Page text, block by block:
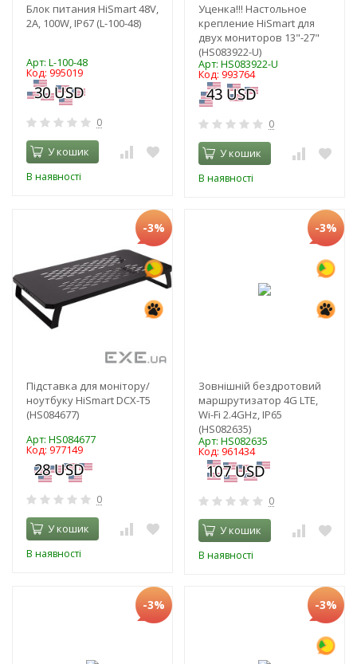
Блок питания HiSmart 48V,
2A, 100W, IP67 (L-100-48)
Арт: L-100-48
Код: 995019
0
У кошик
В наявності
Уценка!!! Настольное
крепление HiSmart для
двух мониторов 13"-27"
(HS083922-U)
Арт: HS083922-U
Код: 993764
0
У кошик
В наявності
-3%
Підставка для монітору/
ноутбуку HiSmart DCX-T5
(HS084677)
Арт: HS084677
Код: 977149
0
У кошик
В наявності
-3%
Зовнішній бездротовий
маршрутизатор 4G LTE,
Wi-Fi 2.4GHz, IP65
(HS082635)
Арт: HS082635
Код: 961434
0
У кошик
В наявності
-3% -3%